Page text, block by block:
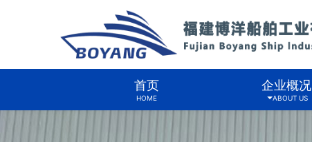
首页
HOME
企业概况
ABOUT US